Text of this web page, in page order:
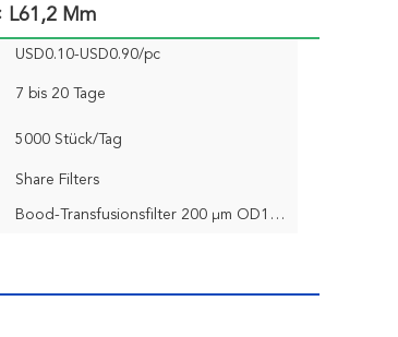
L61,2 Mm
USD0.10-USD0.90/pc
7 bis 20 Tage
5000 Stück/Tag
Share Filters
Bood-Transfusionsfilter 200 μm OD17×L61,2 mm